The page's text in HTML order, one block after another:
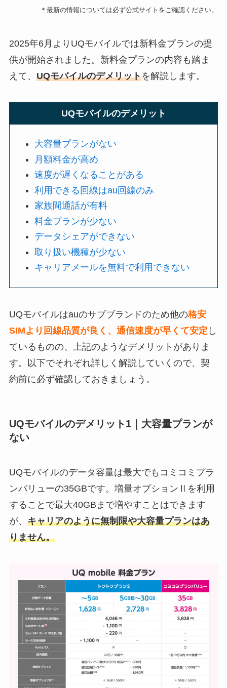
＊最新の情報については必ず公式サイトをご確認ください。
2025年6月よりUQモバイルでは新料金プランの提
供が開始されました。新料金プランの内容も踏ま
えて、 UQモバイルのデメリットを解説します。
UQモバイルのデメリット
大容量プランがない
月額料金が高め
速度が遅くなることがある
利用できる回線はau回線のみ
家族間通話が有料
料金プランが少ない
データシェアができない
取り扱い機種が少ない
キャリアメールを無料で利用できない
UQモバイルはauのサブブランドのため他の格安
SIMより回線品質が良く、通信速度が早くて安定 し
ているものの、上記のようなデメリットがありま
す。以下でそれぞれ詳しく解説していくので、契
約前に必ず確認しておきましょう。
UQモバイルのデメリット1｜大容量プランが
ない
UQモバイルのデータ容量は最大でもコミコミプラ
ンバリューの35GBです。増量オプションⅡを利用
することで最大40GBまで増やすことはできます
が、 キャリアのように無制限や大容量プランはあ
りません。